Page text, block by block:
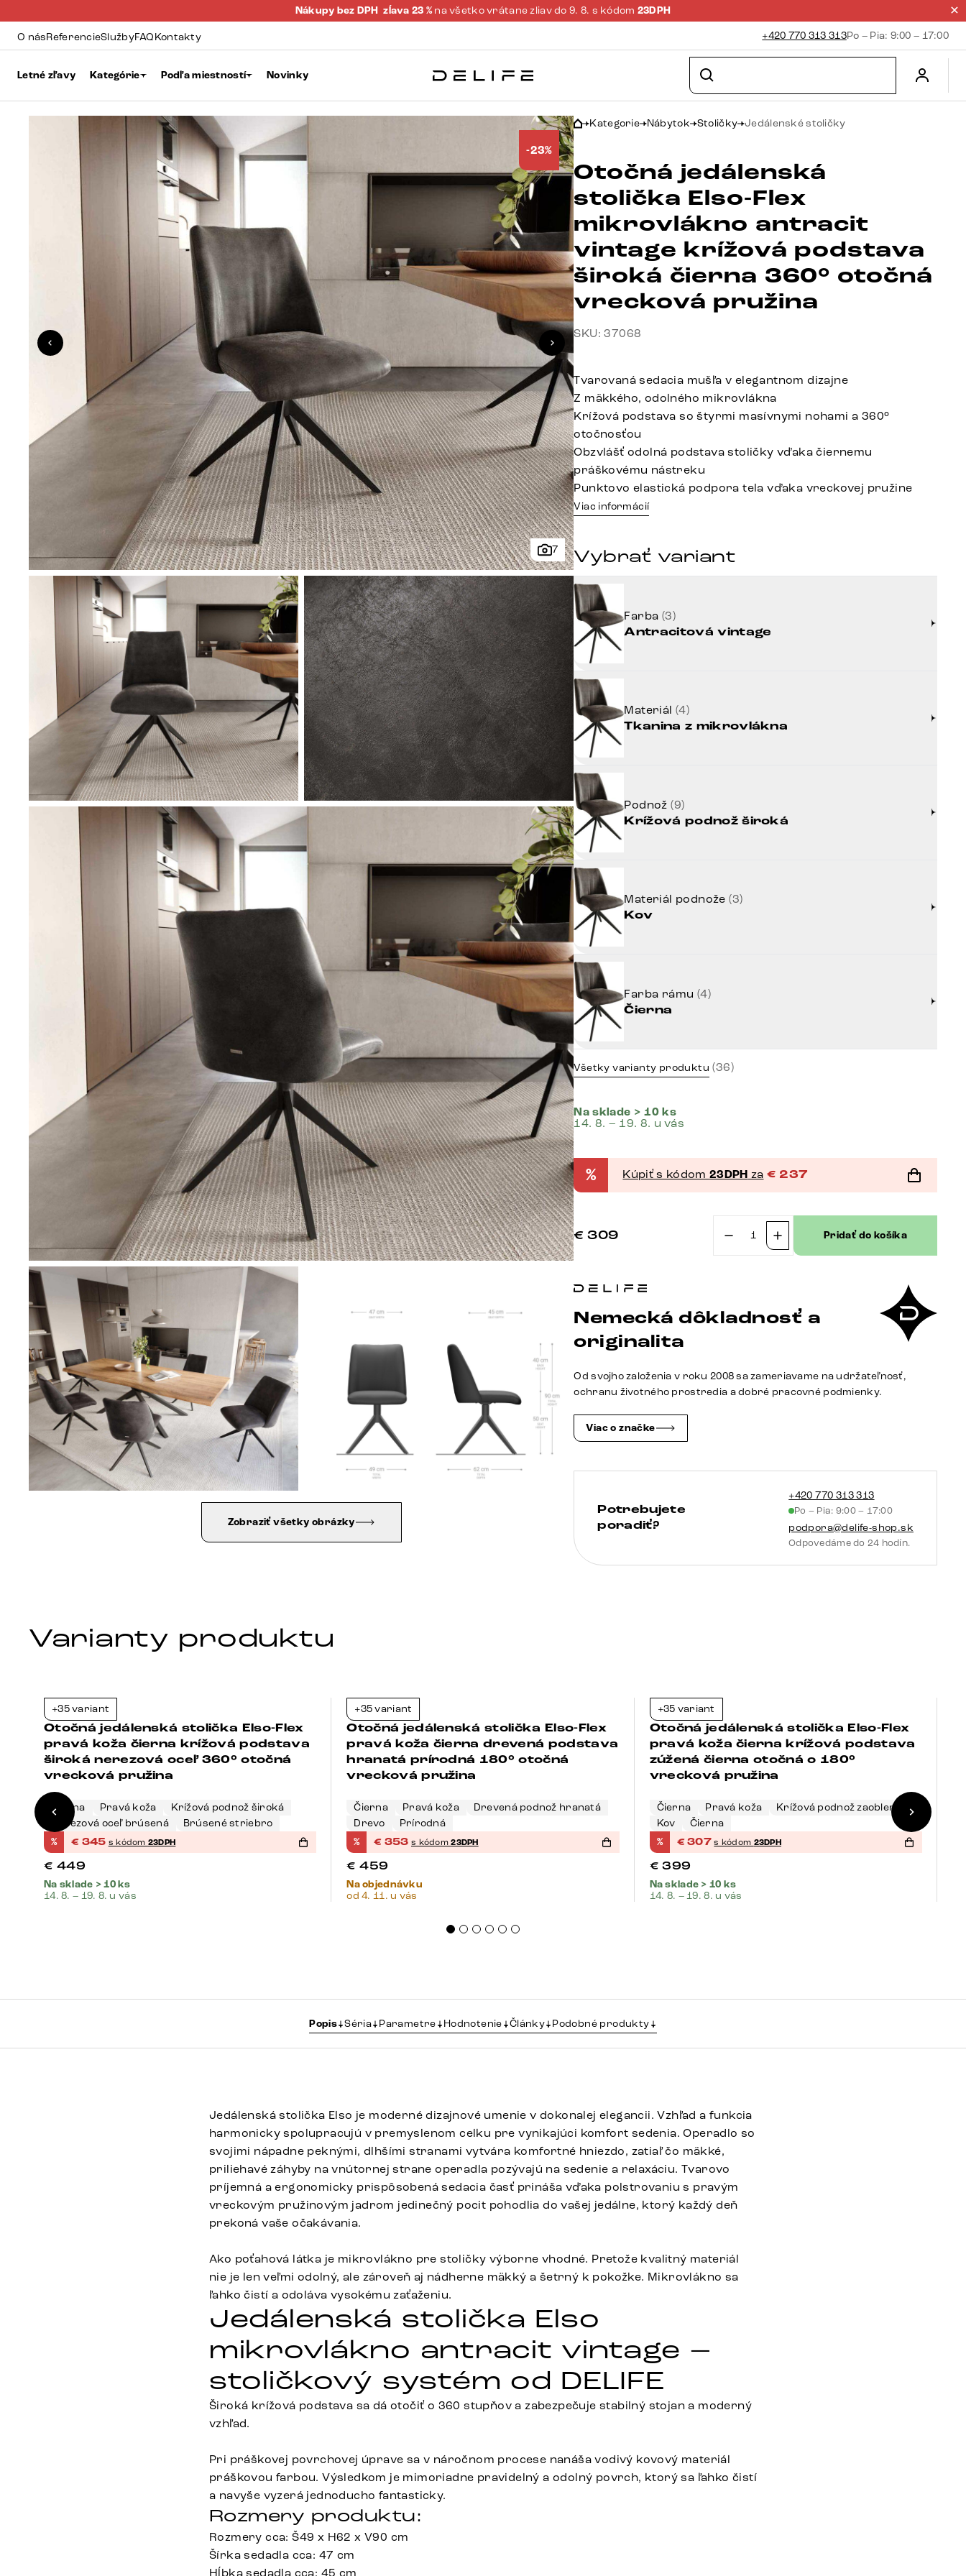
Nákupy bez DPH zĺava 23 % na všetko vrátane zliav do 9. 8. s kódom 23DPH
O násReferencieSlužbyFAQKontakty +420 770 313 313Po – Pia: 9:00 – 17:00
Letné zľavy Kategórie Podľa miestností Novinky
7
-23%
Zobraziť všetky obrázky
Kategorie Nábytok Stoličky Jedálenské stoličky
Otočná jedálenská
stolička Elso-Flex
mikrovlákno antracit
vintage krížová podstava
široká čierna 360° otočná
vrecková pružina
SKU: 37068
Tvarovaná sedacia mušľa v elegantnom dizajne
Z mäkkého, odolného mikrovlákna
Krížová podstava so štyrmi masívnymi nohami a 360°
otočnosťou
Obzvlášť odolná podstava stoličky vďaka čiernemu
práškovému nástreku
Punktovo elastická podpora tela vďaka vreckovej pružine
Viac informácií
Vybrať variant
Farba (3)
Antracitová vintage
Materiál (4)
Tkanina z mikrovlákna
Podnož(9)
Krížová podnož široká
Materiál podnože(3)
Kov
Farba rámu (4)
Čierna
Všetky varianty produktu (36)
Na sklade > 10 ks
14. 8. – 19. 8. u vás
% Kúpiť s kódom 23DPH za € 237
€ 309
množstvo
Elso-
antracit
vintage
Pridať do košíka
Nemecká dôkladnosť a
originalita
Od svojho založenia v roku 2008 sa zameriavame na udržateľnosť,
ochranu životného prostredia a dobré pracovné podmienky.
Viac o značke
Potrebujete
poradiť?
+420 770 313 313
Po – Pia: 9:00 – 17:00
podpora@delife-shop.sk
Odpovedáme do 24 hodín.
Varianty produktu
+35 variant
Otočná jedálenská stolička Elso-Flex
pravá koža čierna krížová podstava
široká nerezová oceľ 360° otočná
vrecková pružina
Čierna Pravá koža
Krížová podnož široká
Nerezová oceľ brúsená
Brúsené striebro
% € 345 s kódom 23DPH
€ 449
Na sklade > 10 ks
14. 8. – 19. 8. u vás
+35 variant
Otočná jedálenská stolička Elso-Flex
pravá koža čierna drevená podstava
hranatá prírodná 180° otočná
vrecková pružina
Čierna Pravá koža
Drevená podnož hranatá
Drevo
Prírodná
% € 353 s kódom23DPH
€ 459
Na objednávku
od 4. 11. u vás
+35 variant
Otočná jedálenská stolička Elso-Flex
pravá koža čierna krížová podstava
zúžená čierna otočná o 180°
vrecková pružina
Čierna Pravá koža
Krížová podnož zaoblená
Kov
Čierna
% €307 s kódom 23DPH
€ 399
Na sklade > 10 ks
14. 8. – 19. 8. u vás
Popis Séria Parametre Hodnotenie Články Podobné produkty
Jedálenská stolička Elso je moderné dizajnové umenie v dokonalej elegancii. Vzhľad a funkcia
harmonicky spolupracujú v premyslenom celku pre vynikajúci komfort sedenia. Operadlo so
svojimi nápadne peknými, dlhšími stranami vytvára komfortné hniezdo, zatiaľ čo mäkké,
priliehavé záhyby na vnútornej strane operadla pozývajú na sedenie a relaxáciu. Tvarovo
príjemná a ergonomicky prispôsobená sedacia časť prináša vďaka polstrovaniu s pravým
vreckovým pružinovým jadrom jedinečný pocit pohodlia do vašej jedálne, ktorý každý deň
prekoná vaše očakávania.
Ako poťahová látka je mikrovlákno pre stoličky výborne vhodné. Pretože kvalitný materiál
nie je len veľmi odolný, ale zároveň aj nádherne mäkký a šetrný k pokožke. Mikrovlákno sa
ľahko čistí a odoláva vysokému zaťaženiu.
Jedálenská stolička Elso
mikrovlákno antracit vintage –
stoličkový systém od DELIFE
Široká krížová podstava sa dá otočiť o 360 stupňov a zabezpečuje stabilný stojan a moderný
vzhľad.
Pri práškovej povrchovej úprave sa v náročnom procese nanáša vodivý kovový materiál
práškovou farbou. Výsledkom je mimoriadne pravidelný a odolný povrch, ktorý sa ľahko čistí
a navyše vyzerá jednoducho fantasticky.
Rozmery produktu:
Rozmery cca: Š49 x H62 x V90 cm
Šírka sedadla cca: 47 cm
Hĺbka sedadla cca: 45 cm